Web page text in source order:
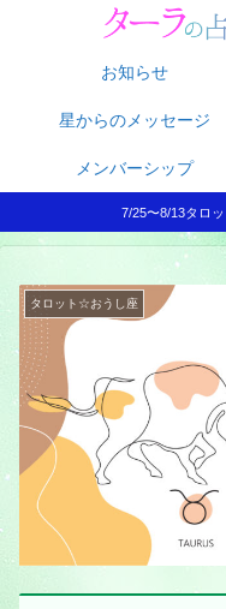
お知らせ
星からのメッセージ
メンバーシップ
7/25〜8/13タロ
タロット☆おうし座